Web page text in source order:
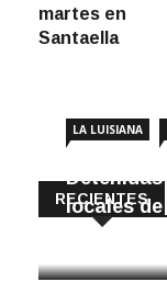
martes en
Santaella
RECIENTES
LA LUISIANA
Detenidas
locales de